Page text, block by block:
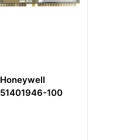
Honeywell
51401946-100